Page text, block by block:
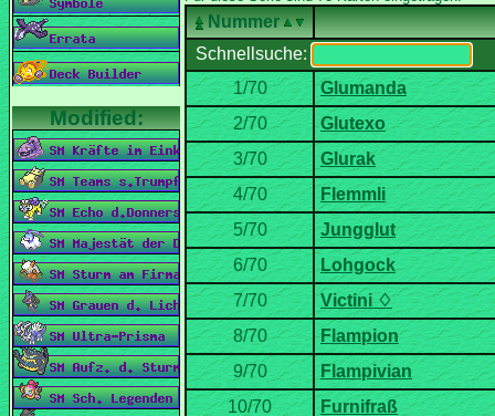
Nummer
Schnellsuche: